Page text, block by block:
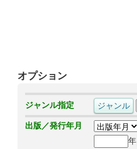
オプション
ジャンル指定
出版／発行年月
年